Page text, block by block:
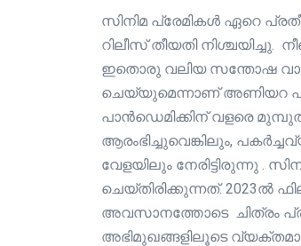
സിനിമ പ്രേമികൾ ഏറെ
റിലീസ് തീയതി നിശ്ചയിച്ചു.
ഇതൊരു വലിയ സന്തോഷ
ചെയ്യുമെന്നാണ് അണിയറ
പാൻഡെമിക്കിന് വളരെ
ആരംഭിച്ചുവെങ്കിലും,
വേളയിലും നേരിട്ടിരുന്നു .
ചെയ്തിരിക്കുന്നത്. 2023ൽ
അവസാനത്തോടെ ചിത്രം
അഭിമുഖങ്ങളിലൂടെ